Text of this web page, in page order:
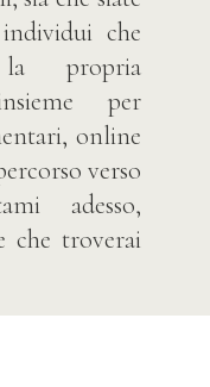
che
propria
per
online
verso
adesso,
che troverai